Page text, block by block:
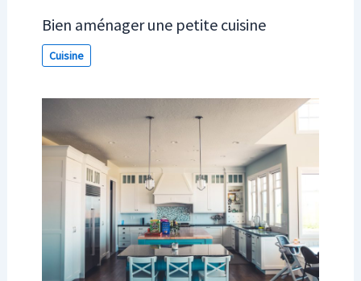
Bien aménager une petite cuisine
Cuisine